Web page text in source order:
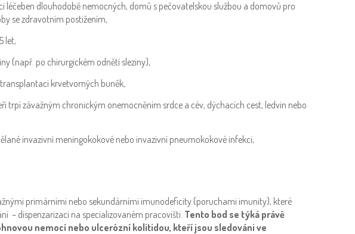
léčeben dlouhodobě nemocných, domů s pečovatelskou službou a domovů pro
se zdravotním postižením,
let,
(např. po chirurgickém odnětí sleziny),
krvetvorných buněk,
trpí závažným chronickým onemocněním srdce a cév, dýchacích cest, ledvin nebo
invazivní meningokokové nebo invazivní pneumokokové infekci,
primárními nebo sekundárními imunodeficity (poruchami imunity), které
– dispenzarizaci na specializovaném pracovišti. Tento bod se týká právě
nemocí nebo ulcerózní kolitidou, kteří jsou sledováni ve